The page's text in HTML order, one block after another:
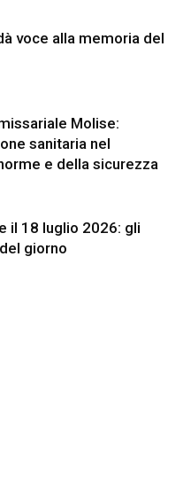
voce alla memoria del
Molise:
sanitaria nel
e della sicurezza
il 18 luglio 2026: gli
giorno